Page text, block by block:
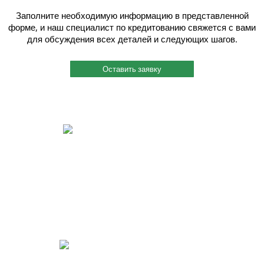
Заполните необходимую информацию в представленной
форме, и наш специалист по кредитованию свяжется с вами
для обсуждения всех деталей и следующих шагов.
Оставить заявку